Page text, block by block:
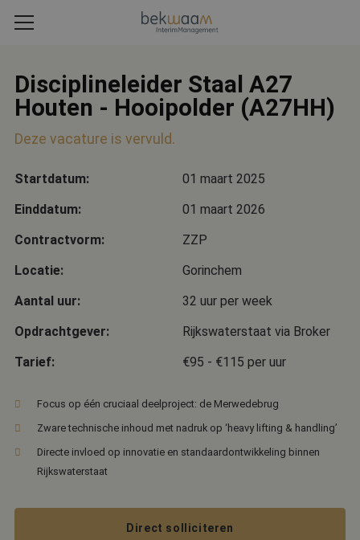
Disciplineleider Staal A27
Houten - Hooipolder (A27HH)
Deze vacature is vervuld.
Startdatum:
01 maart 2025
Einddatum:
01 maart 2026
Contractvorm:
ZZP
Locatie:
Gorinchem
Aantal uur:
32 uur per week
Opdrachtgever:
Rijkswaterstaat via Broker
Tarief:
€95 - €115 per uur
Focus op één cruciaal deelproject: de Merwedebrug
Zware technische inhoud met nadruk op ‘heavy lifting & handling’
Directe invloed op innovatie en standaardontwikkeling binnen
Rijkswaterstaat
Direct solliciteren